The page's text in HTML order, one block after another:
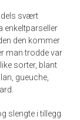
dels svært
enkeltparseller
den kommer
man trodde var
sorter, blant
gueuche,
slengte i tillegg